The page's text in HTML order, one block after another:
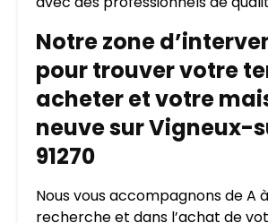
Notre zone
pour trouver votre
acheter et votre
neuve sur Vigneux-
91270
Nous vous accompagnons de A
recherche et dans l’achat de